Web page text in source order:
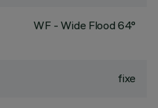
WF - Wide Flood 64°
fixe